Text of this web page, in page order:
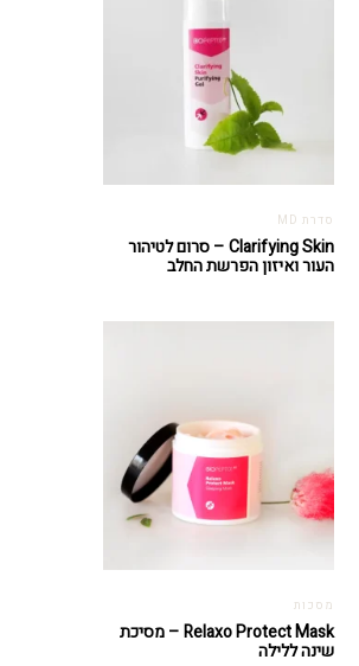
סדרת MD
Clarifying Skin – סרום לטיהור
העור ואיזון הפרשת החלב
מסכות
Relaxo Protect Mask – מסיכת
שינה ללילה